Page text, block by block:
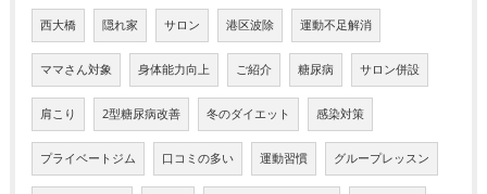
西大橋 隠れ家 サロン 港区波除 運動不足解消
ママさん対象 身体能力向上 ご紹介 糖尿病 サロン併設
肩こり 2型糖尿病改善 冬のダイエット 感染対策
プライベートジム 口コミの多い 運動習慣 グループレッスン